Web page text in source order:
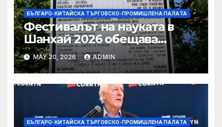
БЪЛГАРО-КИТАЙСКА ТЪРГОВСКО-ПРОМИШЛЕНА ПАЛAТА
Фестивалът на науката в
Шанхай 2026 обещава
вълнуващи научно-
технологични иновации
MAY 20, 2026 ADMIN
БЪЛГАРО-КИТАЙСКА ТЪРГОВСКО-ПРОМИШЛЕНА ПАЛAТА